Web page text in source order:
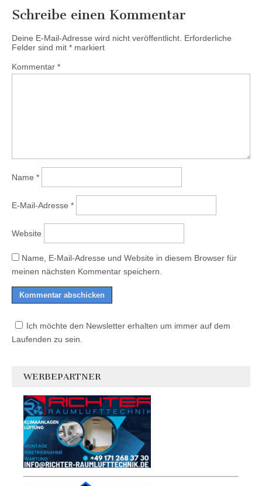
Schreibe einen Kommentar
Deine E-Mail-Adresse wird nicht veröffentlicht. Erforderliche
Felder sind mit * markiert
Kommentar *
Name *
E-Mail-Adresse *
Website
Name, E-Mail-Adresse und Website in diesem Browser für
meinen nächsten Kommentar speichern.
Ich möchte den Newsletter erhalten um immer auf dem
Laufenden zu sein.
WERBEPARTNER